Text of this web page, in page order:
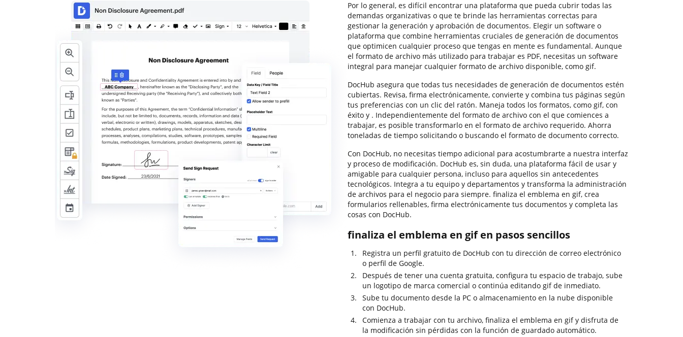
Por lo general, es difícil encontrar una plataforma que pueda cubrir todas las
demandas organizativas o que te brinde las herramientas correctas para
gestionar la generación y aprobación de documentos. Elegir un software o
plataforma que combine herramientas cruciales de generación de documentos
que optimicen cualquier proceso que tengas en mente es fundamental. Aunque
el formato de archivo más utilizado para trabajar es PDF, necesitas un software
integral para manejar cualquier formato de archivo disponible, como gif.
DocHub asegura que todas tus necesidades de generación de documentos estén
cubiertas. Revisa, firma electrónicamente, convierte y combina tus páginas según
tus preferencias con un clic del ratón. Maneja todos los formatos, como gif, con
éxito y . Independientemente del formato de archivo con el que comiences a
trabajar, es posible transformarlo en el formato de archivo requerido. Ahorra
toneladas de tiempo solicitando o buscando el formato de documento correcto.
Con DocHub, no necesitas tiempo adicional para acostumbrarte a nuestra interfaz
y proceso de modificación. DocHub es, sin duda, una plataforma fácil de usar y
amigable para cualquier persona, incluso para aquellos sin antecedentes
tecnológicos. Integra a tu equipo y departamentos y transforma la administración
de archivos para el negocio para siempre. finaliza el emblema en gif, crea
formularios rellenables, firma electrónicamente tus documentos y completa las
cosas con DocHub.
finaliza el emblema en gif en pasos sencillos
Registra un perfil gratuito de DocHub con tu dirección de correo electrónico
o perfil de Google.
Después de tener una cuenta gratuita, configura tu espacio de trabajo, sube
un logotipo de marca comercial o continúa editando gif de inmediato.
Sube tu documento desde la PC o almacenamiento en la nube disponible
con DocHub.
Comienza a trabajar con tu archivo, finaliza el emblema en gif y disfruta de
la modificación sin pérdidas con la función de guardado automático.